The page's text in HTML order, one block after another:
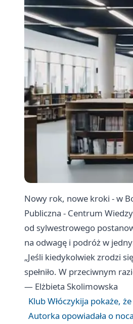
Nowy rok, nowe kroki - w
Publiczna - Centrum
od sylwestrowego
na odwagę i podróż w
„Jeśli kiedykolwiek zrodzi
spełniło. W przeciwnym
— Elżbieta Skolimowska
Klub Włóczykija pokaże,
Autorka opowiadała o